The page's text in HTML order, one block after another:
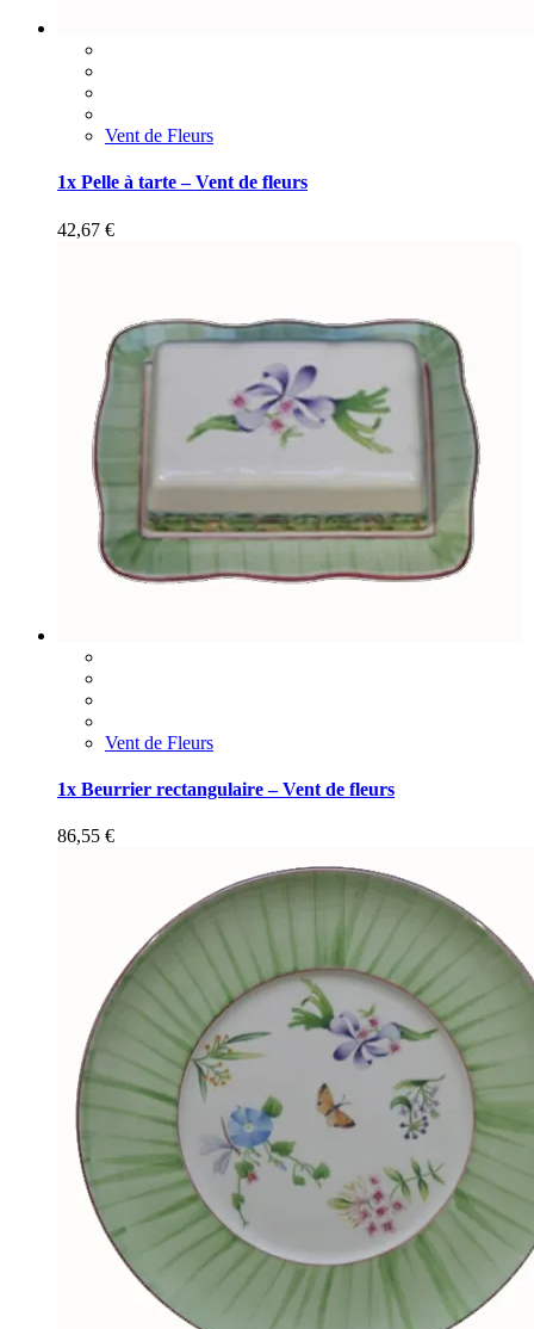
Vent de Fleurs
1x Pelle à tarte – Vent de fleurs
42,67 €
Vent de Fleurs
1x Beurrier rectangulaire – Vent de fleurs
86,55 €